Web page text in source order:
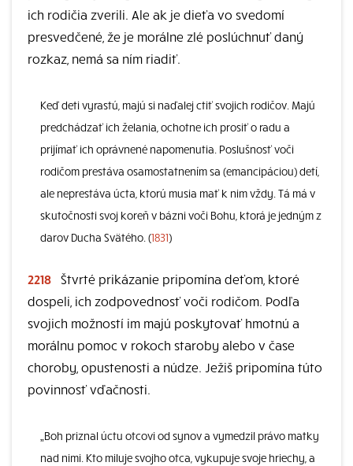
ich rodičia zverili. Ale ak je dieťa vo svedomí
presvedčené, že je morálne zlé poslúchnuť daný
rozkaz, nemá sa ním riadiť.
Keď deti vyrastú, majú si naďalej ctiť svojich rodičov. Majú
predchádzať ich želania, ochotne ich prosiť o radu a
prijímať ich oprávnené napomenutia. Poslušnosť voči
rodičom prestáva osamostatnením sa (emancipáciou) detí,
ale neprestáva úcta, ktorú musia mať k nim vždy. Tá má v
skutočnosti svoj koreň v bázni voči Bohu, ktorá je jedným z
darov Ducha Svätého. (1831)
2218 Štvrté prikázanie pripomína deťom, ktoré
dospeli, ich zodpovednosť voči rodičom. Podľa
svojich možností im majú poskytovať hmotnú a
morálnu pomoc v rokoch staroby alebo v čase
choroby, opustenosti a núdze. Ježiš pripomína túto
povinnosť vďačnosti.
„Boh priznal úctu otcovi od synov a vymedzil právo matky
nad nimi. Kto miluje svojho otca, vykupuje svoje hriechy, a